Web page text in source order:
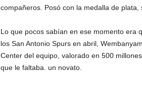
compañeros. Posó con la medalla de
Lo que pocos sabían en ese momento era
los San Antonio Spurs en abril,
Center del equipo, valorado en 500
que le faltaba. un novato.